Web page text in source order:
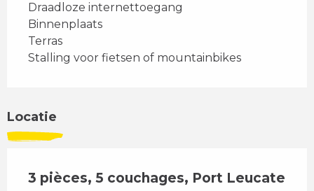
Draadloze internettoegang
Binnenplaats
Terras
Stalling voor fietsen of mountainbikes
Locatie
3 pièces, 5 couchages, Port Leucate